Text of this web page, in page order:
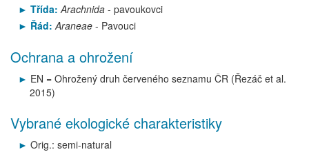
Třída:Arachnida- pavoukovci
Řád:Araneae- Pavouci
Ochrana a ohrožení
EN = Ohrožený druh červeného seznamu ČR (Řezáč et al.
2015)
Vybrané ekologické charakteristiky
Orig.: semi-natural